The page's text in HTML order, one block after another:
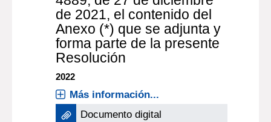
de 2021, el contenido del
Anexo (*) que se adjunta y
forma parte de la presente
Resolución
2022
Más información...
Documento digital